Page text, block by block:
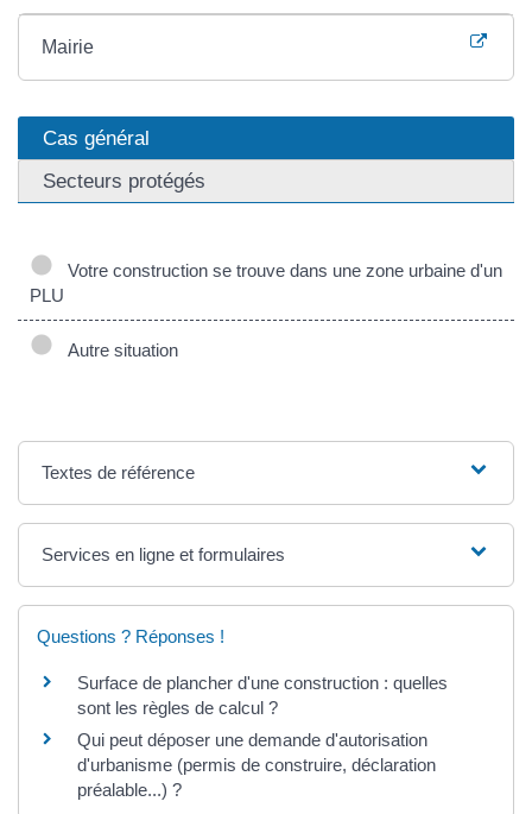
Mairie
Cas général
Secteurs protégés
Votre construction se trouve dans une zone urbaine d'un
PLU
Autre situation
Textes de référence
Services en ligne et formulaires
Questions ? Réponses !
Surface de plancher d'une construction : quelles
sont les règles de calcul ?
Qui peut déposer une demande d'autorisation
d'urbanisme (permis de construire, déclaration
préalable...) ?